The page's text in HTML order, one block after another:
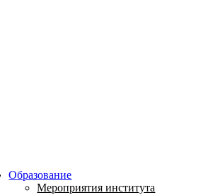
Образование
Мероприятия института